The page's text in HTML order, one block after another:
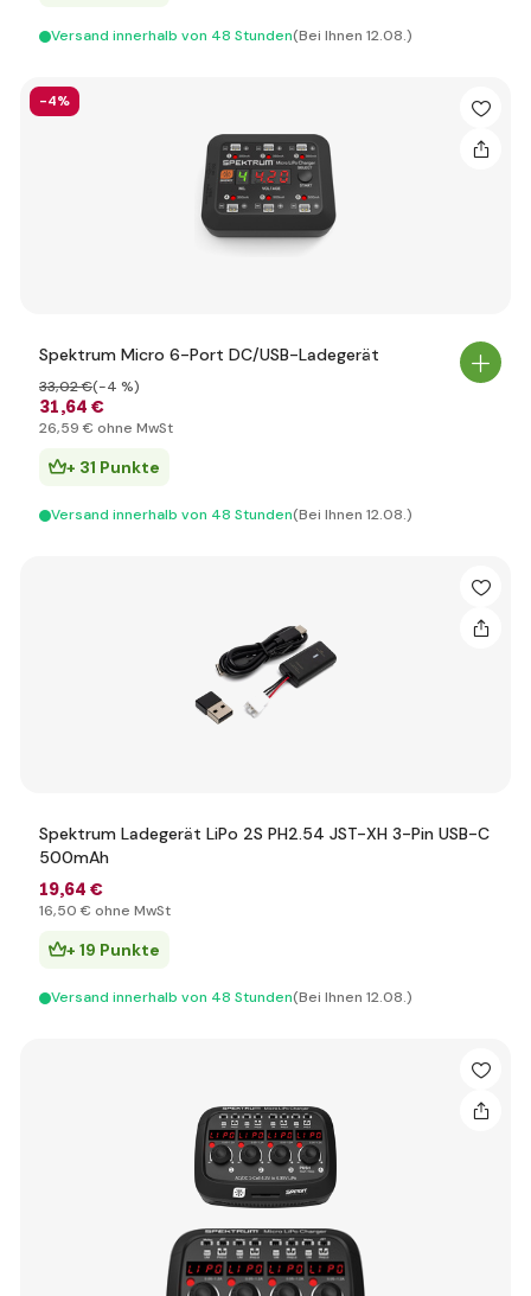
Versand innerhalb von 48 Stunden(Bei Ihnen 12.08.)
-4%
Spektrum Micro 6-Port DC/USB-Ladegerät
31,64 €
33,02 €(-4 %)
26,59 € ohne MwSt
+ 31 Punkte
Versand innerhalb von 48 Stunden(Bei Ihnen 12.08.)
Spektrum Ladegerät LiPo 2S PH2.54 JST-XH 3-Pin USB-C
500mAh
19,64 €
16,50 € ohne MwSt
+ 19 Punkte
Versand innerhalb von 48 Stunden(Bei Ihnen 12.08.)